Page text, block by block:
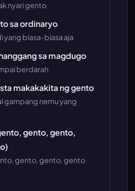
nyari gento
sa ordinaryo
yang biasa-biasa aja
sa magdugo
berdarah
makakakita ng gento
gampang nemu yang
gento, gento,
gento, gento, gento